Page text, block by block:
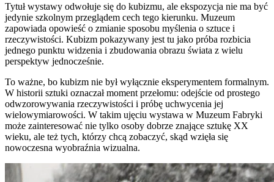
Tytuł wystawy odwołuje się do kubizmu, ale ekspozycja nie ma być
jedynie szkolnym przeglądem cech tego kierunku. Muzeum
zapowiada opowieść o zmianie sposobu myślenia o sztuce i
rzeczywistości. Kubizm pokazywany jest tu jako próba rozbicia
jednego punktu widzenia i zbudowania obrazu świata z wielu
perspektyw jednocześnie.
To ważne, bo kubizm nie był wyłącznie eksperymentem formalnym.
W historii sztuki oznaczał moment przełomu: odejście od prostego
odwzorowywania rzeczywistości i próbę uchwycenia jej
wielowymiarowości. W takim ujęciu wystawa w Muzeum Fabryki
może zainteresować nie tylko osoby dobrze znające sztukę XX
wieku, ale też tych, którzy chcą zobaczyć, skąd wzięła się
nowoczesna wyobraźnia wizualna.